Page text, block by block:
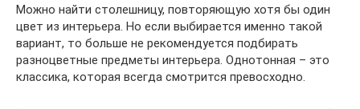
Можно найти столешницу, повторяющую хотя бы один
цвет из интерьера. Но если выбирается именно такой
вариант, то больше не рекомендуется подбирать
разноцветные предметы интерьера. Однотонная – это
классика, которая всегда смотрится превосходно.